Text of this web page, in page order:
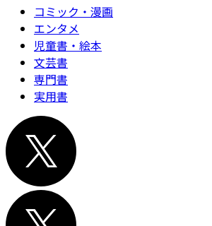
コミック・漫画
エンタメ
児童書・絵本
文芸書
専門書
実用書